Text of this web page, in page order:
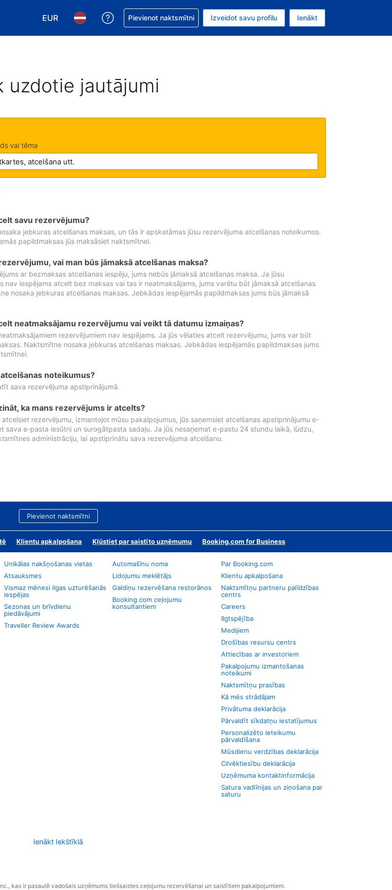
EUR
Izvēlēties valūtu. Jūsu pašreizējā valūta ir Eiro.
Izvēlēties valodu. Jūsu pašreizējā valoda ir Latviski.
Saņemiet palīdzību saistībā ar savu rezervējumu.
Pievienot naktsmītni Izveidot savu profilu Ienākt
uzdotie jautājumi
vai tēma
savu rezervējumu?
jebkuras atcelšanas maksas, un tās ir apskatāmas jūsu rezervējuma atcelšanas noteikumos.
papildmaksas jūs maksāsiet naktsmītnei.
vai man būs jāmaksā atcelšanas maksa?
ar bezmaksas atcelšanas iespēju, jums nebūs jāmaksā atcelšanas maksa. Ja jūsu
nav iespējams atcelt bez maksas vai tas ir neatmaksājams, jums varētu būt jāmaksā atcelšanas
nosaka jebkuras atcelšanas maksas. Jebkādas iespējamās papildmaksas jums būs jāmaksā
neatmaksājamu rezervējumu vai veikt tā datumu izmaiņas?
rezervējumiem nav iespējams. Ja jūs vēlaties atcelt rezervējumu, jums var būt
Naktsmītne nosaka jebkuras atcelšanas maksas. Jebkādas iespējamās papildmaksas jums
noteikumus?
sava rezervējuma apstiprinājumā.
ka mans rezervējums ir atcelts?
rezervējumu, izmantojot mūsu pakalpojumus, jūs saņemsiet atcelšanas apstiprinājumu e-
sava e-pasta iesūtni un surogātpasta sadaļu. Ja jūs nesaņemat e-pastu 24 stundu laikā, lūdzu,
administrāciju, lai apstiprinātu sava rezervējuma atcelšanu.
Pievienot naktsmītni
Klientu apkalpošana Kļūstiet par saistīto uzņēmumu Booking.com for Business
Unikālas nakšņošanas vietas
Atsauksmes
Vismaz mēnesi ilgas uzturēšanās
iespējas
Sezonas un brīvdienu
piedāvājumi
Traveller Review Awards
Automašīnu noma
Lidojumu meklētājs
Galdiņu rezervēšana restorānos
Booking.com ceļojumu
konsultantiem
Par Booking.com
Klientu apkalpošana
Naktsmītņu partneru palīdzības
centrs
Careers
Ilgtspējība
Medijiem
Drošības resursu centrs
Attiecības ar investoriem
Pakalpojumu izmantošanas
noteikumi
Naktsmītņu prasības
Kā mēs strādājam
Privātuma deklarācija
Pārvaldīt sīkdatņu iestatījumus
Personalizēto ieteikumu
pārvaldīšana
Mūsdienu verdzības deklarācija
Cilvēktiesību deklarācija
Uzņēmuma kontaktinformācija
Satura vadlīnijas un ziņošana par
saturu
Ienākt Iekštīklā
kas ir pasaulē vadošais uzņēmums tiešsaistes ceļojumu rezervēšanai un saistītiem pakalpojumiem.